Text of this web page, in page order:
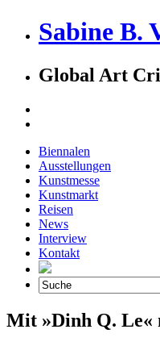
Sabine B.
Global Art
Biennalen
Ausstellungen
Kunstmesse
Kunstmarkt
Reisen
News
Interview
Kontakt
Mit »Dinh Q. Le«